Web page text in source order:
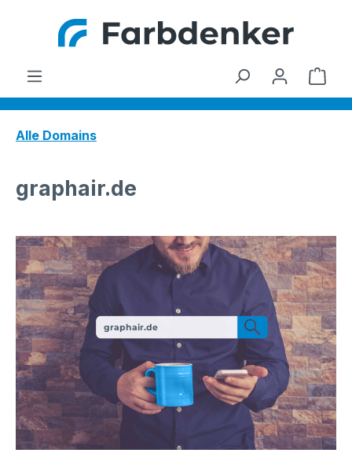
Zum Hauptinhalt springen
Alle Domains
graphair.de
graphair.de